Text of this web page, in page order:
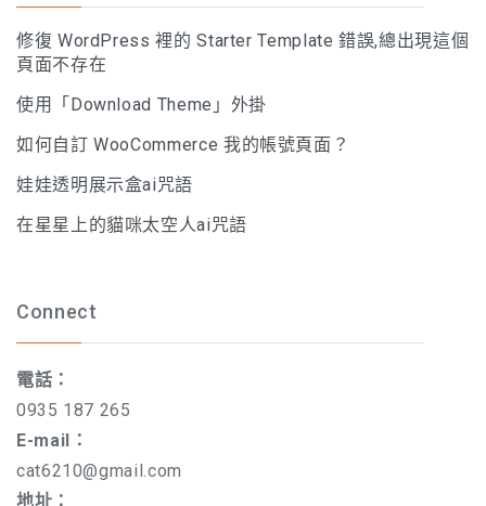
修復 WordPress 裡的 Starter Template 錯誤,總出現這個
頁面不存在
使用「Download Theme」外掛
如何自訂 WooCommerce 我的帳號頁面？
娃娃透明展示盒ai咒語
在星星上的貓咪太空人ai咒語
Connect
電話：
0935 187 265
E-mail：
cat6210@gmail.com
地址：